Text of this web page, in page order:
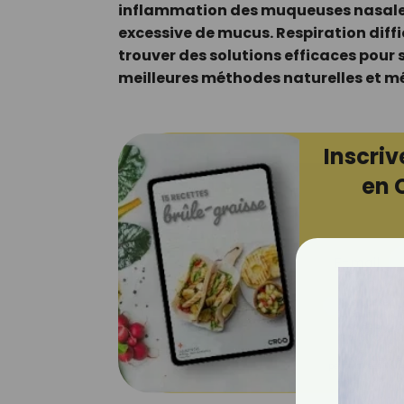
inflammation des muqueuses
excessive de mucus. Respiration
trouver des solutions efficaces pour
meilleures méthodes naturelles et
en
E-mail
Je
pour
ouvrez
que vous
Votre adresse
personnalisées.